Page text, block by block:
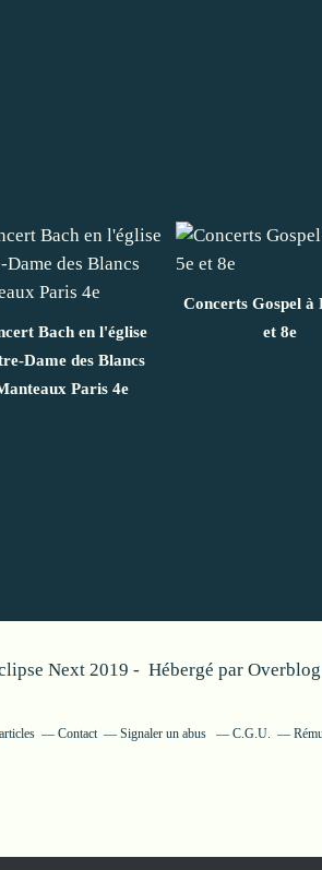
Bach en l'église
Dame des Blancs
Paris 4e
Concerts Gospel à
et 8e
Next 2019 - Hébergé par Overblog
Contact Signaler un abus C.G.U.